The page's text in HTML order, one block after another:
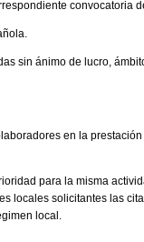
convocatoria
sin ánimo de lucro,
en la
para la misma
locales solicitantes las
local.